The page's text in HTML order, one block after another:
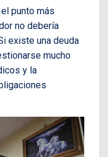
punto más
no debería
existe una deuda
mucho
y la